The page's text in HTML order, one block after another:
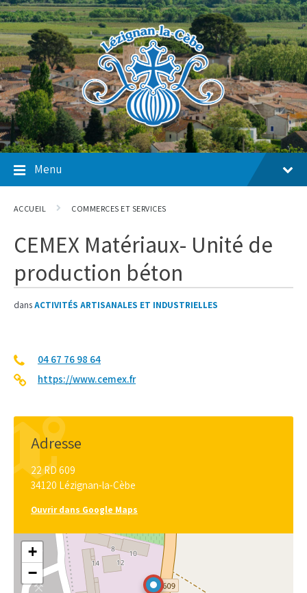
Skip
to
content
Skip
to
main
navigation
Skip
to
footer
Menu
ACCUEIL COMMERCES ET SERVICES
CEMEX Matériaux- Unité de
production béton
dansACTIVITÉS ARTISANALES ET INDUSTRIELLES
04 67 76 98 64
https://www.cemex.fr
Adresse
22 RD 609
34120 Lézignan-la-Cèbe
Ouvrir dans Google Maps
+
−